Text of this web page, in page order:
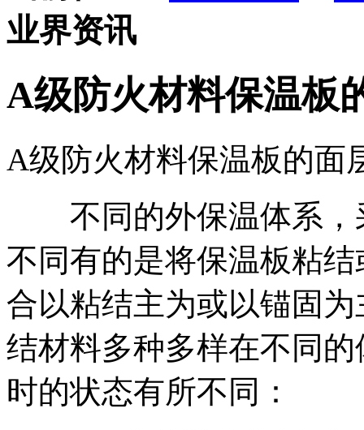
业界资讯
A级防火材料保温板
A级防火材料保温板的面
不同的外保温体系，
不同有的是将保温板粘
合以粘结主为或以锚固
结材料多种多样在不同
时的状态有所不同：